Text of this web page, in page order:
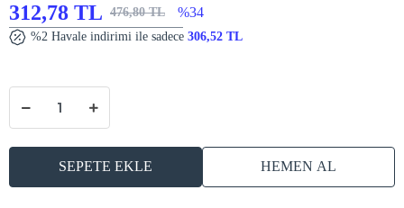
312,78 TL 476,80 TL %34
%2 Havale indirimi ile sadece 306,52 TL
SEPETE EKLE HEMEN AL